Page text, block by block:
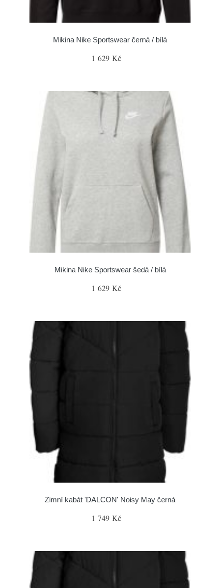
Mikina Nike Sportswear černá / bílá
1 629 Kč
Mikina Nike Sportswear šedá / bílá
1 629 Kč
Zimní kabát 'DALCON' Noisy May černá
1 749 Kč